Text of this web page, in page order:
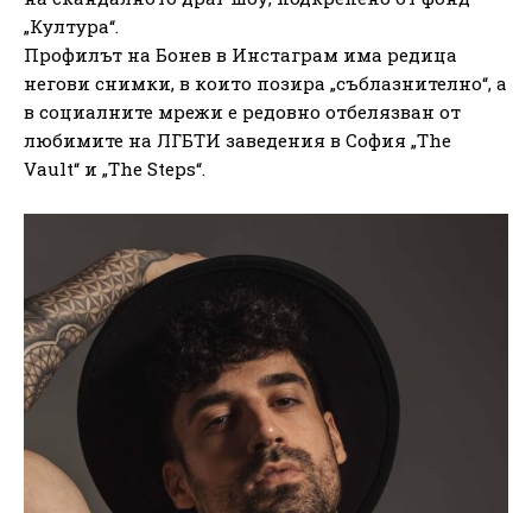
„Култура“.
Профилът на Бонев в Инстаграм има редица
негови снимки, в които позира „съблазнително“, а
в социалните мрежи е редовно отбелязван от
любимите на ЛГБТИ заведения в София „The
Vault“ и „The Steps“.